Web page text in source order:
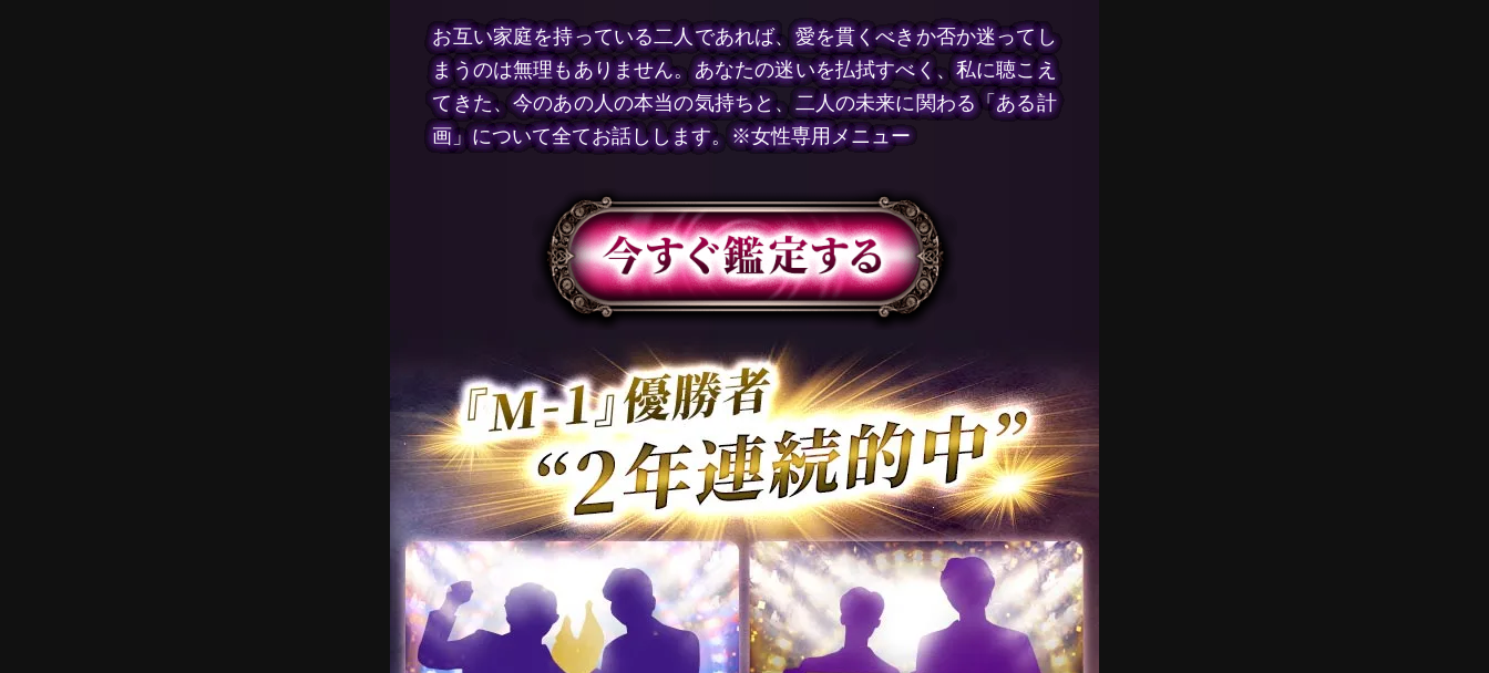
お互い家庭を持っている二人であれば、愛を貫くべきか否か迷ってし
まうのは無理もありません。あなたの迷いを払拭すべく、私に聴こえ
てきた、今のあの人の本当の気持ちと、二人の未来に関わる「ある計
画」について全てお話しします。※女性専用メニュー